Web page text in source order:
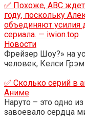
✅ Похоже, ABC
году, поскольку
объединяют усилия
сериала. — iwion.top
Новости
Фрейзер Шоу?» на
человек, Келси
✅ Сколько серий в
Аниме
Наруто – это одно
завоевало сердца